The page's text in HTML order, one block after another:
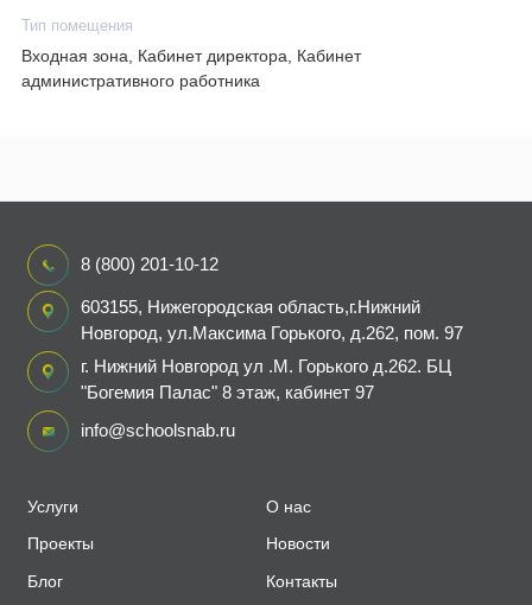
Тип помещения
Входная зона, Кабинет директора, Кабинет
административного работника
Услуги
Проекты
Блог
О нас
Новости
Контакты
8 (800) 201-10-12
603155, Нижегородская область,г.Нижний
Новгород, ул.Максима Горького, д.262, пом. 97
г. Нижний Новгород ул .М. Горького д.262. БЦ
"Богемия Палас" 8 этаж, кабинет 97
info@schoolsnab.ru